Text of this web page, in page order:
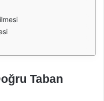
Taban